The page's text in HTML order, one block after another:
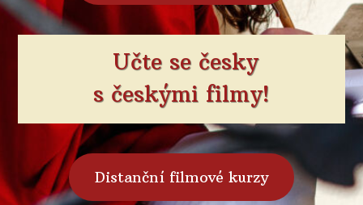
Učte se česky
s českými filmy!
Distanční filmové kurzy